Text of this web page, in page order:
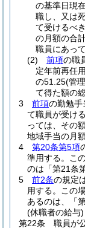
の基準日現
職し、又は
て受けるべ
の月額の合
職員にあっ
(2)
前項の職
定年前再任
の51.25(管
て得た額の
3
前項の勤勉手
て職員が受け
っては、その
地域手当の月
4
第20条第5項
準用する。
こ
のは「第21条
5
前2条の規定
用する。
この
あるのは、「
(休職者の給与)
第22条
職員が